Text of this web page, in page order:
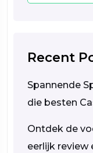
Recent
Spannende
die besten
Ontdek de
eerlijk review